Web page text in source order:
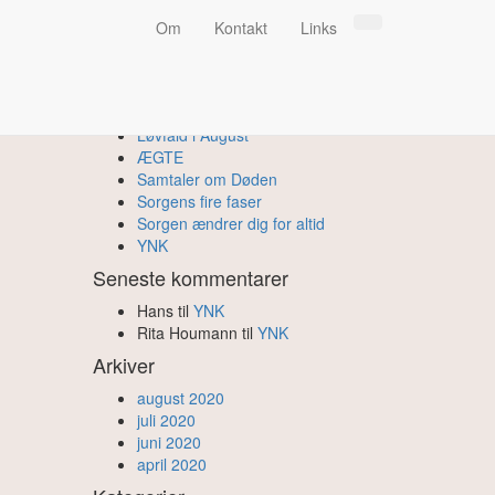
Om Kontakt Links
Løvfald i August
ÆGTE
Samtaler om Døden
Sorgens fire faser
Sorgen ændrer dig for altid
YNK
Seneste kommentarer
Hanstil YNK
Rita Houmann til YNK
Arkiver
august 2020
juli 2020
juni 2020
april 2020